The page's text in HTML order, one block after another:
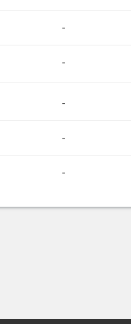
-
-
-
-
-